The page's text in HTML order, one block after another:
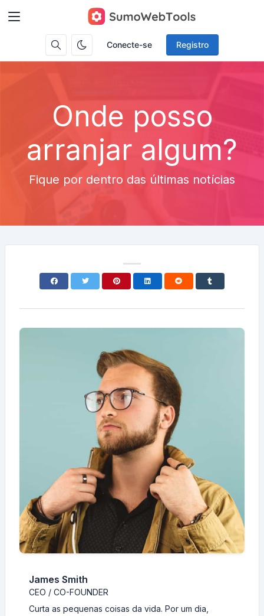
Conecte-se Registro
Onde posso
arranjar algum?
Fique por dentro das últimas notícias
James Smith
CEO / CO-FOUNDER
Curta as pequenas coisas da vida. Por um dia,